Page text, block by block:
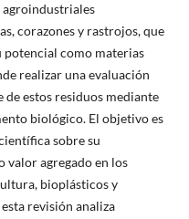
agroindustriales
corazones y rastrojos, que
potencial como materias
realizar una evaluación
estos residuos mediante
biológico. El objetivo es
sobre su
agregado en los
bioplásticos y
revisión analiza